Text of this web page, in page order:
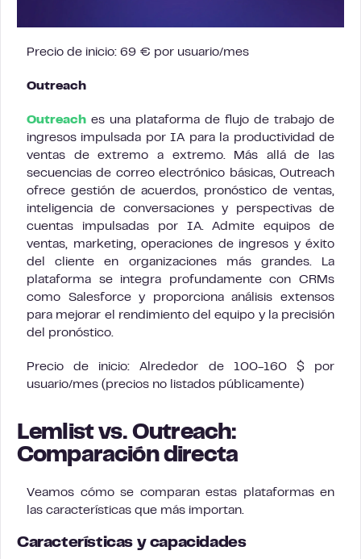
Precio de inicio: 69 € por usuario/mes
Outreach
Outreach es una plataforma de flujo de trabajo de
ingresos impulsada por IA para la productividad de
ventas de extremo a extremo. Más allá de las
secuencias de correo electrónico básicas, Outreach
ofrece gestión de acuerdos, pronóstico de ventas,
inteligencia de conversaciones y perspectivas de
cuentas impulsadas por IA. Admite equipos de
ventas, marketing, operaciones de ingresos y éxito
del cliente en organizaciones más grandes. La
plataforma se integra profundamente con CRMs
como Salesforce y proporciona análisis extensos
para mejorar el rendimiento del equipo y la precisión
del pronóstico.
Precio de inicio: Alrededor de 100-160 $ por
usuario/mes (precios no listados públicamente)
Lemlist vs. Outreach:
Comparación directa
Veamos cómo se comparan estas plataformas en
las características que más importan.
Características y capacidades